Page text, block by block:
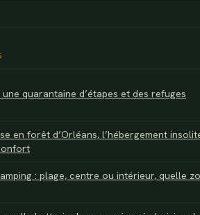
une quarantaine d’étapes et des refuges
en forêt d’Orléans, l’hébergement
: plage, centre ou intérieur, quelle